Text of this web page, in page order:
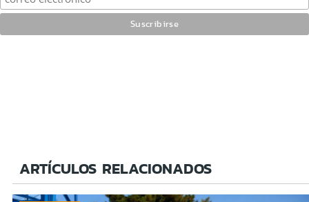
ARTÍCULOS RELACIONADOS